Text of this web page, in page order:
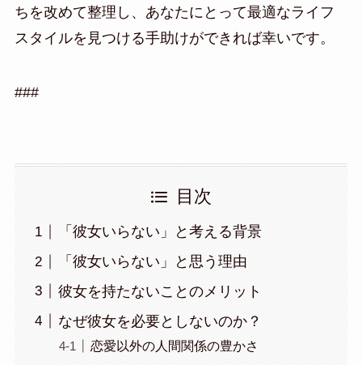
ちを改めて整理し、あなたにとって最適なライフ
スタイルを見つける手助けができれば幸いです。
###
目次
「彼女いらない」と考える背景
「彼女いらない」と思う理由
彼女を持たないことのメリット
なぜ彼女を必要としないのか？
恋愛以外の人間関係の豊かさ